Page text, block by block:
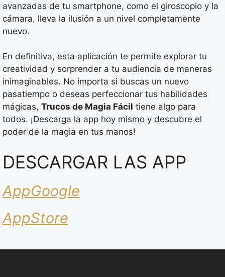
avanzadas de tu smartphone, como el giroscopio y la
cámara, lleva la ilusión a un nivel completamente
nuevo.
En definitiva, esta aplicación te permite explorar tu
creatividad y sorprender a tu audiencia de maneras
inimaginables. No importa si buscas un nuevo
pasatiempo o deseas perfeccionar tus habilidades
mágicas, Trucos de Magia Fácil tiene algo para
todos. ¡Descarga la app hoy mismo y descubre el
poder de la magia en tus manos!
DESCARGAR LAS APP
AppGoogle
AppStore